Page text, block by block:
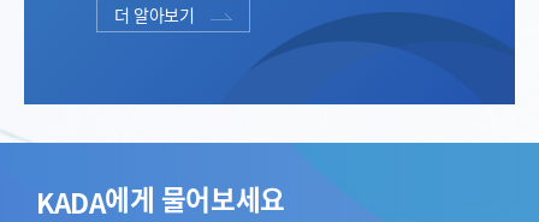
더 알아보기
KADA에게 물어보세요